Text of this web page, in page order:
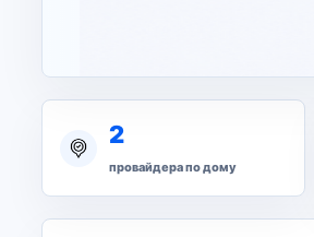
2
провайдера по дому